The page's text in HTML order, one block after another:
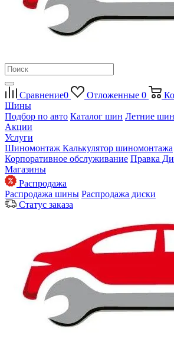
Сравнение0 Отложенные 0
Шины
Подбор по авто Каталог шин Летние
Акции
Услуги
Шиномонтаж Калькулятор шиномонтажа
Корпоративное обслуживание Правка
Магазины
Распродажа
Распродажа шины Распродажа диски
Статус заказа